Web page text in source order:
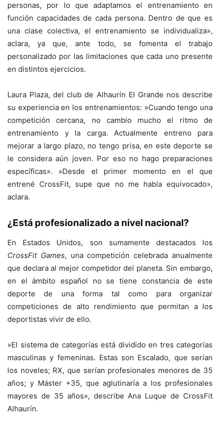
personas, por lo que adaptamos el entrenamiento en
función capacidades de cada persona. Dentro de que es
una clase colectiva, el entrenamiento se individualiza»,
aclara, ya que, ante todo, se fomenta el trabajo
personalizado por las limitaciones que cada uno presente
en distintos ejercicios.
Laura Plaza, del club de Alhaurín El Grande nos describe
su experiencia en los entrenamientos: »Cuando tengo una
competición cercana, no cambio mucho el ritmo de
entrenamiento y la carga. Actualmente entreno para
mejorar a largo plazo, no tengo prisa, en este deporte se
le considera aún joven. Por eso no hago preparaciones
específicas». »Desde el primer momento en el que
entrené CrossFit, supe que no me había equivocado»,
aclara.
¿Está profesionalizado a nivel nacional?
En Estados Unidos, son sumamente destacados los
CrossFit Games, una competición celebrada anualmente
que declara al mejor competidor del planeta. Sin embargo,
en el ámbito español no se tiene constancia de este
deporte de una forma tal como para organizar
competiciones de alto rendimiento que permitan a los
deportistas vivir de ello.
»El sistema de categorías está dividido en tres categorías
masculinas y femeninas. Estas son Escalado, que serían
los noveles; RX, que serían profesionales menores de 35
años; y Máster +35, que aglutinaría a los profesionales
mayores de 35 años», describe Ana Luque de CrossFit
Alhaurín.